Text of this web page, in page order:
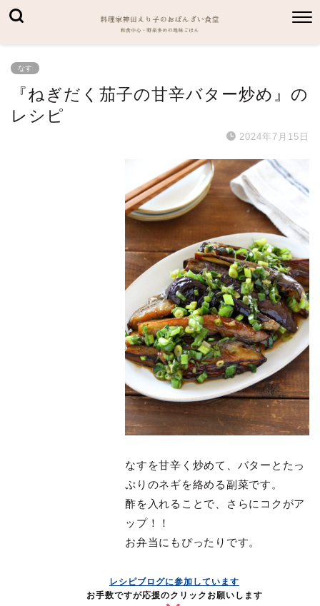
なす
『ねぎだく茄子の甘辛バター炒め』の
レシピ
2024年7月15日
なすを甘辛く炒めて、バターとたっ
ぷりのネギを絡める副菜です。
酢を入れることで、さらにコクがア
ップ！！
お弁当にもぴったりです。
レシピブログに参加しています
お手数ですが応援のクリックお願いします